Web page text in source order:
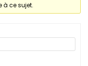
à ce sujet.